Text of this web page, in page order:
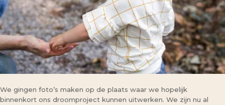
We gingen foto’s maken op de plaats waar we hopelijk
binnenkort ons droomproject kunnen uitwerken. We zijn nu al